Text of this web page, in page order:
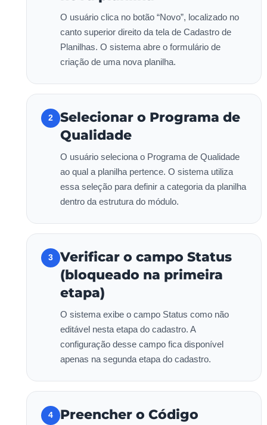
O usuário clica no botão “Novo”, localizado no
canto superior direito da tela de Cadastro de
Planilhas. O sistema abre o formulário de
criação de uma nova planilha.
2
Selecionar o Programa de
Qualidade
O usuário seleciona o Programa de Qualidade
ao qual a planilha pertence. O sistema utiliza
essa seleção para definir a categoria da planilha
dentro da estrutura do módulo.
3
Verificar o campo Status
(bloqueado na primeira
etapa)
O sistema exibe o campo Status como não
editável nesta etapa do cadastro. A
configuração desse campo fica disponível
apenas na segunda etapa do cadastro.
4 Preencher o Código